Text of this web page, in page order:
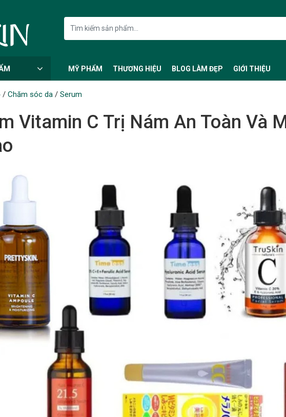
MỸ PHẨM THƯƠNG HIỆU BLOG LÀM ĐẸP GIỚI THIỆU
/ Chăm sóc da/ Serum
Vitamin C Trị Nám An Toàn Và